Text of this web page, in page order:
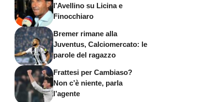
l’Avellino su Licina e
Finocchiaro
Bremer rimane alla
Juventus, Calciomercato: le
parole del ragazzo
Frattesi per Cambiaso?
Non c’è niente, parla
l’agente